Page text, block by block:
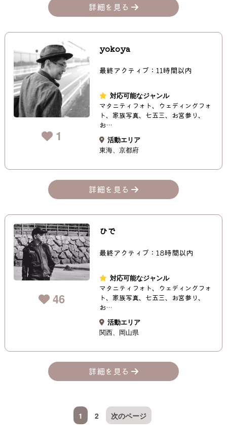
詳細を見る
1
yokoya
最終アクティブ：11時間以内
対応可能なジャンル
マタニティフォト、ウェディングフォ
ト、家族写真、七五三、お宮参り、
お…
活動エリア
東海
京都府
詳細を見る
46
ひで
最終アクティブ：18時間以内
対応可能なジャンル
マタニティフォト、ウェディングフォ
ト、家族写真、七五三、お宮参り、
お…
活動エリア
関西
岡山県
詳細を見る
1 2 次のページ